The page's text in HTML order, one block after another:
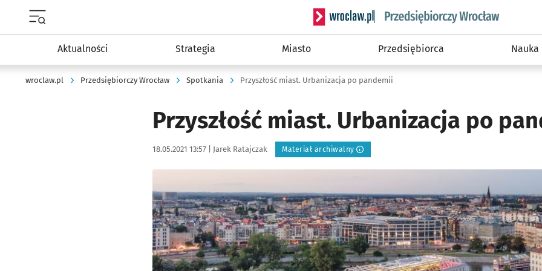
Serwis informacyjny wroclaw.pl podserwis:
Aktualności Strategia Miasto Przedsiębiorca Nauka
wroclaw.pl Przedsiębiorczy Wrocław Spotkania Przyszłość miast. Urbanizacja po pandemii
Przyszłość miast. Urbanizacja po
Data publikacji:
18.05.2021 13:57 | Autor:
Jarek Ratajczak Materiał archiwalny